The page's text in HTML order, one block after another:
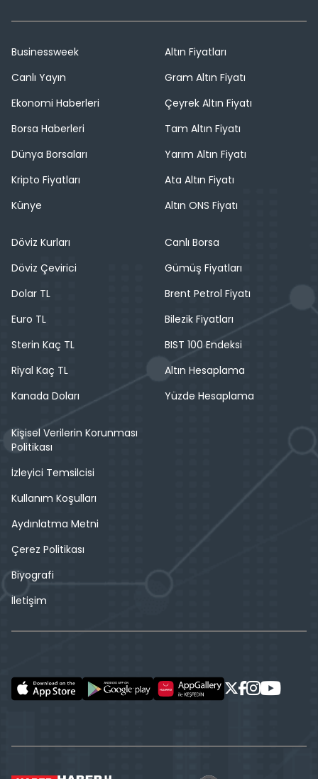
Businessweek
Canlı Yayın
Ekonomi Haberleri
Borsa Haberleri
Dünya Borsaları
Kripto Fiyatları
Künye
Altın Fiyatları
Gram Altın Fiyatı
Çeyrek Altın Fiyatı
Tam Altın Fiyatı
Yarım Altın Fiyatı
Ata Altın Fiyatı
Altın ONS Fiyatı
Döviz Kurları
Döviz Çevirici
Dolar TL
Euro TL
Sterin Kaç TL
Riyal Kaç TL
Kanada Doları
Canlı Borsa
Gümüş Fiyatları
Brent Petrol Fiyatı
Bilezik Fiyatları
BIST 100 Endeksi
Altın Hesaplama
Yüzde Hesaplama
Kişisel Verilerin Korunması
Politikası
İzleyici Temsilcisi
Kullanım Koşulları
Aydınlatma Metni
Çerez Politikası
Biyografi
İletişim